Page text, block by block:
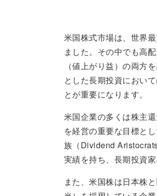
米国株式市場は、世界
ました。その中でも高
（値上がり益）の両方
とした長期投資におい
とが重要になります。
米国企業の多くは株主
を経営の重要な目標と
族（Dividend
実績を持ち、長期投資
また、米国株は日本株